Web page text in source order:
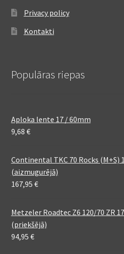
Privacy policy
Kontakti
Populāras riepas
Aploka lente 17 / 60mm
9,68 €
Continental TKC 70 Rocks (M+S)
(aizmugurējā)
167,95 €
Metzeler Roadtec Z6 120/70 ZR
(priekšējā)
94,95 €